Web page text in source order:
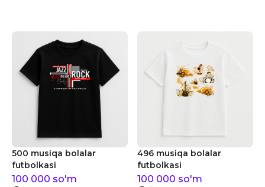
500 musiqa bolalar
futbolkasi
100 000 so'm
496 musiqa bolalar
futbolkasi
100 000 so'm